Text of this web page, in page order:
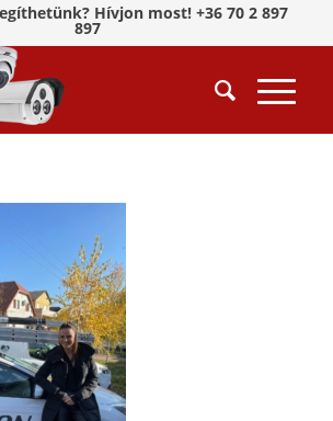
Hívjon most! +36 70 2 897
897